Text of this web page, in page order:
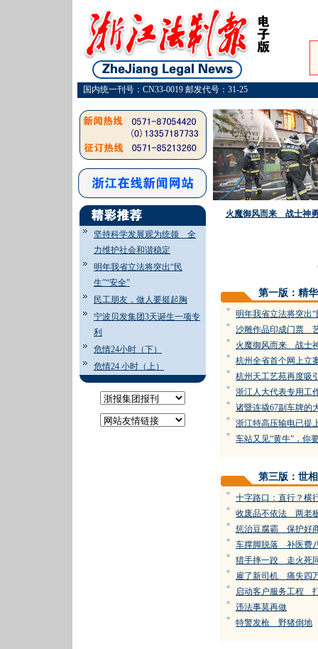
国内统一刊号：CN33-0019 邮发代号：31-25
坚持科学发展观为统领 全
力维护社会和谐稳定
明年我省立法将突出“民
生”“安全”
民工朋友，做人要挺起胸
宁波贝发集团3天诞生一项专
利
危情24小时（下）
危情24 小时（上）
火魔御风而来 战士神
第一版：精
= 明年我省立法将突出“
= 沙雕作品印成门票
= 火魔御风而来 战士
= 杭州全省首个网上立
= 杭州天工艺苑再度吸
= 浙江人大代表专用工
= 诸暨连撬67副车牌的
= 浙江特高压输电已提
= 车站又见“黄牛”，你
第三版：世相
= 十字路口：直行？横
= 收废品不依法 两老
= 惩治豆腐霸 保护好
= 车撑脚脱落 补医费
= 猎手摔一跤 走火死
= 雇了新司机 痛失四
= 启动客户服务工程
= 违法事莫再做
= 特警发枪 野猪倒地